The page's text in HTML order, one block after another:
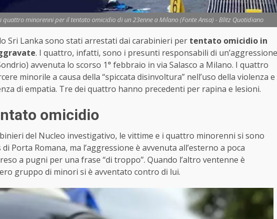
minorenni per il tentato omicidio di un 23enne a Milano (Fonte Ansa) - Blitz Quotidiano
Sri Lanka sono stati arrestati dai carabinieri per tentato omicidio in
. I quattro, infatti, sono i presunti responsabili di un’aggressione
avvenuta lo scorso 1° febbraio in via Salasco a Milano. I quattro
minorile a causa della “spiccata disinvoltura” nell’uso della violenza e
di empatia. Tre dei quattro hanno precedenti per rapina e lesioni.
omicidio
del Nucleo investigativo, le vittime e i quattro minorenni si sono
Porta Romana, ma l’aggressione è avvenuta all’esterno a poca
a pugni per una frase “di troppo”. Quando l’altro ventenne è
gruppo di minori si è avventato contro di lui.